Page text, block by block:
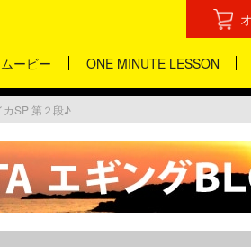
ービー ONE MINUTE LESSON
カSP 第２段♪